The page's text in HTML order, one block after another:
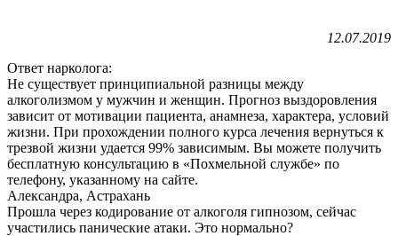
12.07.2019
Ответ нарколога:
Не существует принципиальной разницы между
алкоголизмом у мужчин и женщин. Прогноз выздоровления
зависит от мотивации пациента, анамнеза, характера, условий
жизни. При прохождении полного курса лечения вернуться к
трезвой жизни удается 99% зависимым. Вы можете получить
бесплатную консультацию в «Похмельной службе» по
телефону, указанному на сайте.
Александра, Астрахань
Прошла через кодирование от алкоголя гипнозом, сейчас
участились панические атаки. Это нормально?